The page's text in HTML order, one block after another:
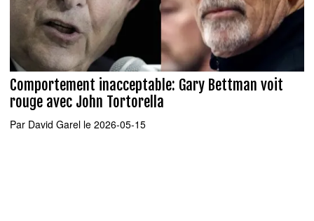
Comportement inacceptable: Gary Bettman voit
rouge avec John Tortorella
Par David Garel le 2026-05-15